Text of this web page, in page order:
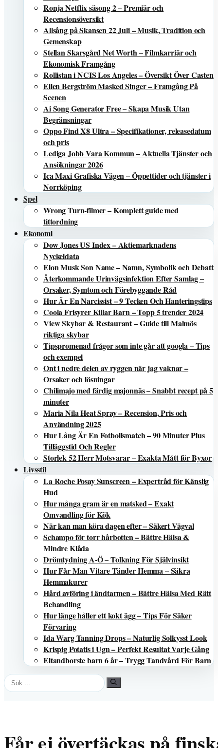
Ronja Netflix säsong 2 – Premiär och
Recensionsöversikt
Allsång på Skansen 22 Juli – Musik, Tradition och
Gemenskap
Stellan Skarsgård Net Worth – Filmkarriär och
Ekonomisk Framgång
Rollistan i NCIS Los Angeles – Översikt Över Casten
Ellen Bergström Masked Singer – Framgång På
Scenen
Ai Song Generator Free – Skapa Musik Utan
Begränsningar
Oppo Find X8 Ultra – Specifikationer, releasedatum
och pris
Lediga Jobb Vara Kommun – Aktuella Tjänster och
Ansökningar 2026
Ica Maxi Grafiska Vägen – Öppettider och tjänster i
Norrköping
Spel
Wrong Turn-filmer – Komplett guide med
tittordning
Ekonomi
Dow Jones US Index – Aktiemarknadens
Nyckeldata
Elon Musk Son Name – Namn, Symbolik och Debatt
Återkommande Urinvägsinfektion Efter Samlag –
Orsaker, Symtom och Förebyggande Råd
Hur Är En Narcissist – 9 Tecken Och Hanteringstips
Coola Frisyrer Killar Barn – Topp 5 trender 2024
View Skybar & Restaurant – Guide till Malmös
riktiga skybar
Tipspromenad frågor som inte går att googla – Tips
och exempel
Ont i nedre delen av ryggen när jag vaknar –
Orsaker och lösningar
Chilimajo med färdig majonnäs – Snabbt recept på 5
minuter
Maria Nila Heat Spray – Recension, Pris och
Användning 2025
Hur Lång Är En Fotbollsmatch – 90 Minuter Plus
Tilläggstid Och Regler
Storlek 52 Herr Motsvarar – Exakta Mått för Byxor
Livsstil
La Roche Posay Sunscreen – Expertråd för Känslig
Hud
Hur många gram är en matsked – Exakt
Omvandling för Kök
När kan man köra dagen efter – Säkert Vägval
Schampo för torr hårbotten – Bättre Hälsa &
Mindre Klåda
Drömtydning A-Ö – Tolkning För Självinsikt
Hur Får Man Vitare Tänder Hemma – Säkra
Hemmakurer
Hård avföring i ändtarmen – Bättre Hälsa Med Rätt
Behandling
Hur länge håller ett kokt ägg – Tips För Säker
Förvaring
Ida Warg Tanning Drops – Naturlig Solkysst Look
Krispig Potatis i Ugn – Perfekt Resultat Varje Gång
Eltandborste barn 6 år – Trygg Tandvård För Barn
Sök
efter: